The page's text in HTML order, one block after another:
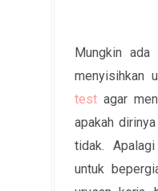
Mungkin
menyisihkan
test agar
apakah
tidak.
untuk